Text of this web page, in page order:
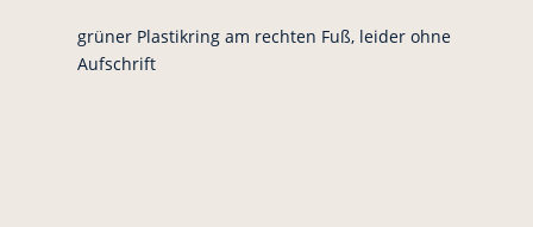
grüner Plastikring am rechten Fuß, leider ohne
Aufschrift